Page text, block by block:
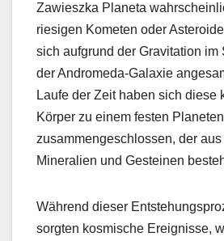
Zawieszka Planeta
riesigen Kometen oder
sich aufgrund der Gravitation im
der Andromeda-Galaxie
Laufe der Zeit haben sich diese
Körper zu einem festen Planeten
zusammengeschlossen, der
Mineralien und Gesteinen
Während dieser
sorgten kosmische Ereignisse,